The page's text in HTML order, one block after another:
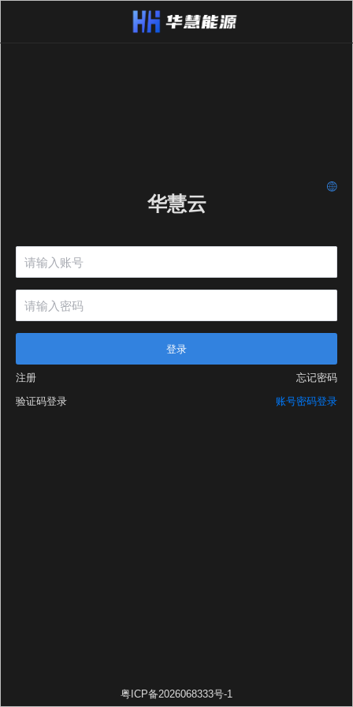
华慧云
登录
注册
忘记密码
验证码登录
账号密码登录
粤ICP备2026068333号-1